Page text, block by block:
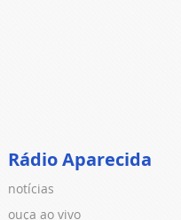
Rádio Aparecida
notícias
ouça ao vivo